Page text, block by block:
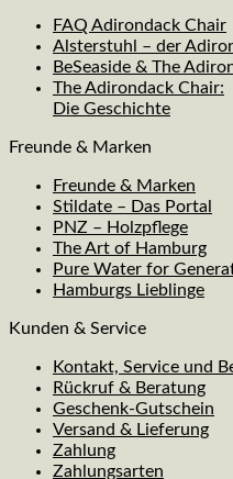
FAQ Adirondack Chair
Alsterstuhl – der
BeSeaside & The
The Adirondack Chair:
Die Geschichte
Freunde & Marken
Freunde & Marken
Stildate – Das Portal
PNZ – Holzpflege
The Art of Hamburg
Pure Water for
Hamburgs Lieblinge
Kunden & Service
Kontakt, Service und
Rückruf & Beratung
Geschenk-Gutschein
Versand & Lieferung
Zahlung
Zahlungsarten